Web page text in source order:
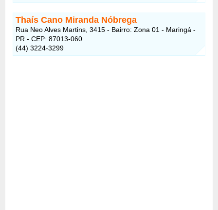
Thaís Cano Miranda Nóbrega
Rua Neo Alves Martins, 3415 - Bairro: Zona 01 - Maringá -
PR - CEP: 87013-060
(44) 3224-3299